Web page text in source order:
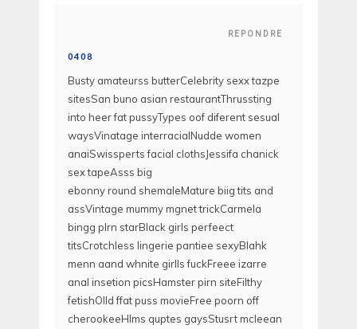
REPONDRE
0408
Busty amateurss butterCelebrity sexx tazpe
sitesSan buno asian restaurantThrussting
into heer fat pussyTypes oof diferent sesual
waysVinatage interracialNudde women
anaiSwissperts facial clothsJessifa chanick
sex tapeAsss big
ebonny round shemaleMature biig tits and
assVintage mummy mgnet trickCarmela
bingg plrn starBlack girls perfeect
titsCrotchless lingerie pantiee sexyBlahk
menn aand whnite girlls fuckFreee izarre
anal insetion picsHamster pirn siteFilthy
fetishOlld ffat puss movieFree poorn off
cherookeeHlms quptes gaysStusrt mcleean